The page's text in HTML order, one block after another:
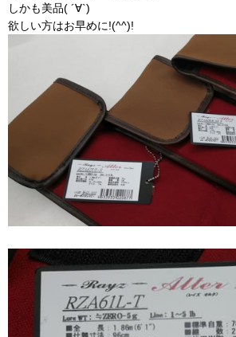
しかも美品( ´∀`)
欲しい方はお早めに!(^^)!